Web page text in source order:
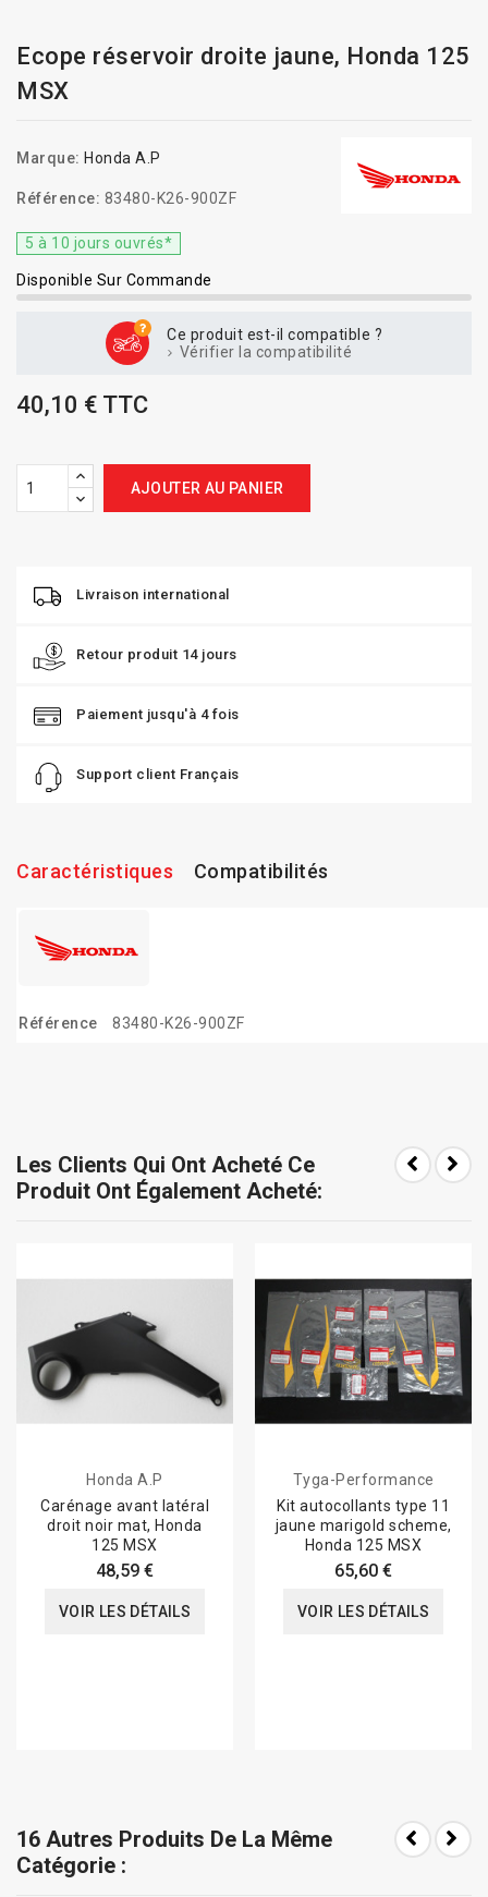
Ecope réservoir droite jaune, Honda 125
MSX
Marque: Honda A.P
Référence: 83480-K26-900ZF
5 à 10 jours ouvrés*
Disponible Sur Commande
Ce produit est-il compatible ?
Vérifier la compatibilité
40,10 € TTC
AJOUTER AU PANIER
Livraison international
Retour produit 14 jours
Paiement jusqu'à 4 fois
Support client Français
Caractéristiques Compatibilités
Référence 83480-K26-900ZF
Les Clients Qui Ont Acheté Ce
Produit Ont Également Acheté:
Honda A.P
Carénage avant latéral
droit noir mat, Honda
125 MSX
48,59 €
VOIR LES DÉTAILS
Tyga-Performance
Kit autocollants type 11
jaune marigold scheme,
Honda 125 MSX
65,60 €
VOIR LES DÉTAILS
16 Autres Produits De La Même
Catégorie :